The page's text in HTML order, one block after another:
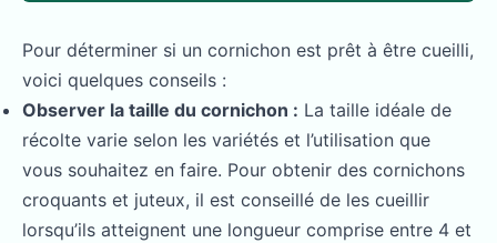
Pour déterminer si un cornichon est prêt à être cueilli,
voici quelques conseils :
Observer la taille du cornichon : La taille idéale de
récolte varie selon les variétés et l’utilisation que
vous souhaitez en faire. Pour obtenir des cornichons
croquants et juteux, il est conseillé de les cueillir
lorsqu’ils atteignent une longueur comprise entre 4 et